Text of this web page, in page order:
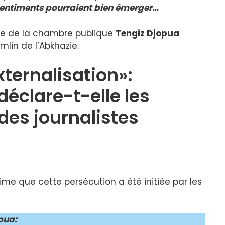
pourraient bien émerger…
de la chambre publique Tengiz Djopua
de l’Abkhazie.
t-elle les
journalistes
que cette persécution a été initiée par les
: